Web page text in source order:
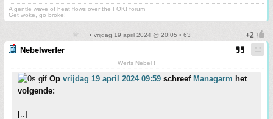
A gentle wave of heat flows over the FOK! forum
Get woke, go broke!
• vrijdag 19 april 2024 @ 20:05 • 63
Nebelwerfer
Werfs Nebel !
Op vrijdag 19 april 2024 09:59 schreef Managarm het
volgende:
[..]